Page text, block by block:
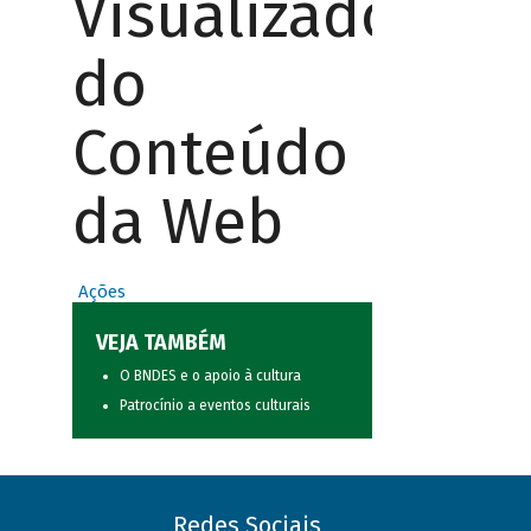
Visualizador
do
Conteúdo
da Web
Ações
VEJA TAMBÉM
O BNDES e o apoio à cultura
Patrocínio a eventos culturais
Redes Sociais